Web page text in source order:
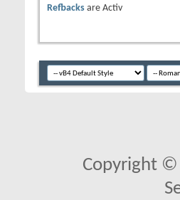
Refbacks are Activ
Copyright ©